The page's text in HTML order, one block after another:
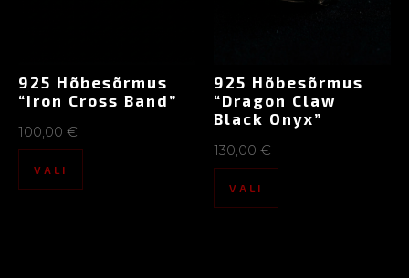
925 Hõbesõrmus
“Iron Cross Band”
100,00 €
VALI
925 Hõbesõrmus
“Dragon Claw
Black Onyx”
130,00 €
VALI